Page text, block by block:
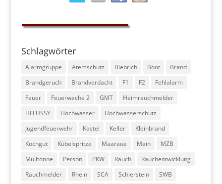
Schlagwörter
Alarmgruppe Atemschutz Biebrich Boot
Brand
Brandgeruch
Brandverdacht F1 F2
Fehlalarm
Feuer
Feuerwache 2 GMT
Heimrauchmelder
HFLUSSY
Hochwasser
Hochwasserschutz
Jugendfeuerwehr
Kastel Keller
Kleinbrand
Kochgut
Kübelspritze Maaraue Main
MZB
Mülltonne
Person PKW Rauch
Rauchentwicklung
Rauchmelder
Rhein SCA Schierstein
SWB